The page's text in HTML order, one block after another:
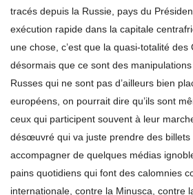
tracés depuis la Russie, pays du
exécution rapide dans la capitale
une chose, c’est que la quasi-totalité des
désormais que ce sont des
Russes qui ne sont pas d’ailleurs bien
européens, on pourrait dire qu’ils sont
ceux qui participent souvent à leur
désœuvré qui va juste prendre des billets
accompagner de quelques médias
pains quotidiens qui font des calomnies
internationale, contre la Minusca, contre